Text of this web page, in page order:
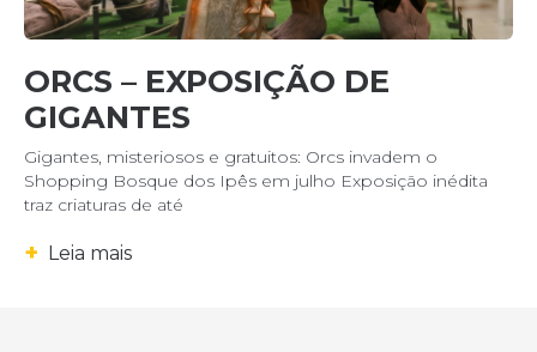
ORCS – EXPOSIÇÃO DE
GIGANTES
Gigantes, misteriosos e gratuitos: Orcs invadem o
Shopping Bosque dos Ipês em julho Exposição inédita
traz criaturas de até
+ Leia mais